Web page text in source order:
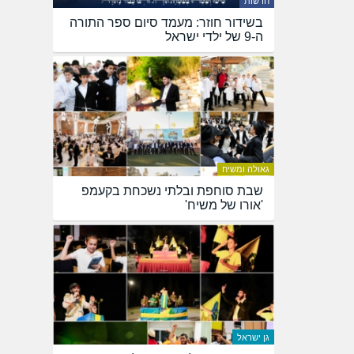
בשידור חוזר: מעמד סיום ספר התורה
ה-9 של ילדי ישראל
גאולה ומשיח
שבת סוחפת ובלתי נשכחת בקעמפ
'אורו של משיח'
גן ישראל